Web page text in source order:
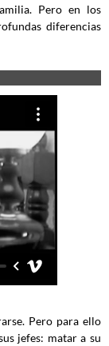
Pero en los
diferencias
Pero para ello
jefes: matar a su